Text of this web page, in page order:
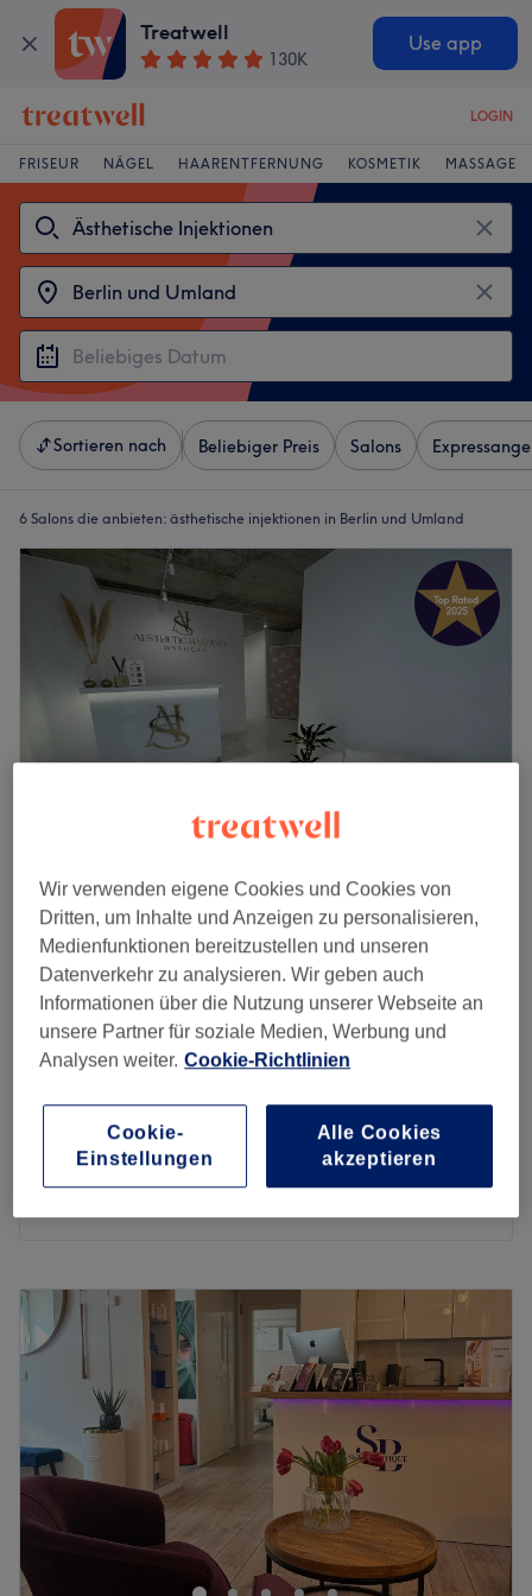
Treatwell
130K
Use app
LOGIN
FRISEUR NÄGEL HAARENTFERNUNG KOSMETIK MASSAGE
Sortieren nach Beliebiger Preis Salons
6 Salons die anbieten: ästhetische injektionen in Berlin und Umland
Aesthetic Harmony
5,0
147 Bewertungen
Richard-Wagner-Platz, Berlin
Auf Karte anzeigen
Botox Effekt 1. Zone
30 Min.
159 €
Botox Effekt 2. Zonen
45 Min.
Botox Effekt 3. Zonen
Dienstag
09:00
19:00
Mittwoch
09:00
19:00
Donnerstag
09:00
19:00
Freitag
09:00–19:00
Samstag
Geschlossen
Sonntag
Geschlossen
Aesthetic Harmony
verkörpert die Quintessenz der
ästhetischen Medizin und der medizinischen Fußpflege in
einer harmonischen Symbiose. Unsere Praxis ist eine Oase
der Schönheit und des Wohlbefindens, wo wir die Kunst
Wir verwenden eigene Cookies und Cookies von
Dritten, um Inhalte und Anzeigen zu personalisieren,
Medienfunktionen bereitzustellen und unseren
Datenverkehr zu analysieren. Wir geben auch
Informationen über die Nutzung unserer Webseite an
unsere Partner für soziale Medien, Werbung und
Analysen weiter. Cookie-Richtlinien
Cookie-
Einstellungen
Alle Cookies
akzeptieren